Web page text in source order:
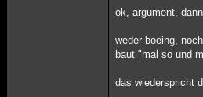
ok, argument,
weder boeing,
baut "mal so und
das wiederspricht